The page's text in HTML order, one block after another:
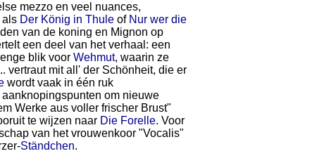
mezzo en veel nuances,
als Der König in Thule of Nur wer die
van de koning en Mignon op
een deel van het verhaal: een
blik voor Wehmut, waarin ze
vertraut mit all' der Schönheit, die er
wordt vaak in één ruk
om nieuwe
Werke aus voller frischer Brust"
te wijzen naar Die Forelle. Voor
van het vrouwenkoor "Vocalis"
Ständchen.